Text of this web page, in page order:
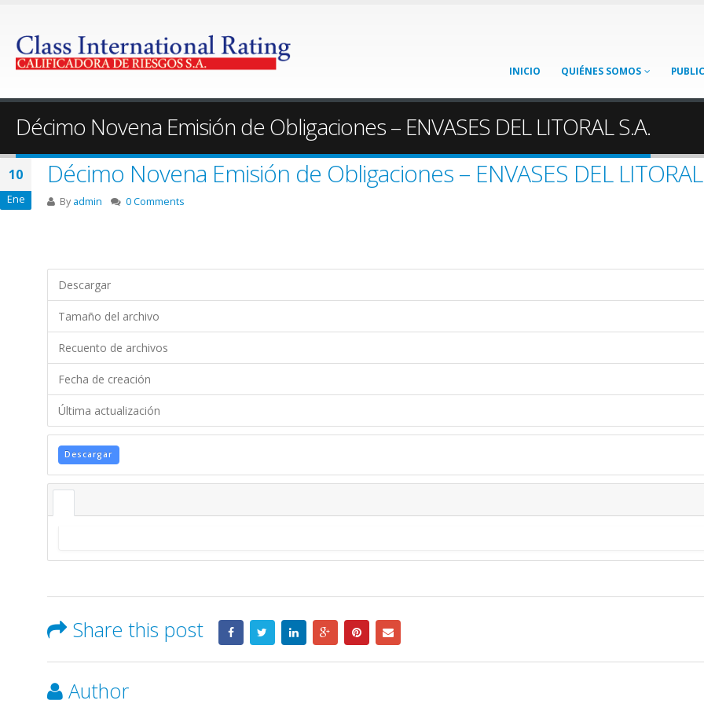
INICIO QUIÉNES SOMOS
Décimo Novena Emisión de Obligaciones – ENVASES DEL LITORAL S.A.
10
Ene
Décimo Novena Emisión de Obligaciones – ENVASES DEL LITORAL
By admin 0 Comments
Descargar
Tamaño del archivo
Recuento de archivos
Fecha de creación
Última actualización
Descargar
Share this post
Author